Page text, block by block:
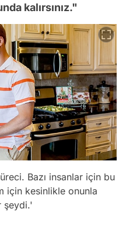
kalırsınız."
Bazı insanlar için bu
için kesinlikle onunla
şeydi.'